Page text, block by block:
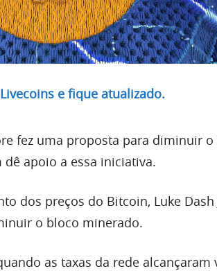
e fique atualizado.
fez uma proposta para diminuir
apoio a essa iniciativa.
dos preços do Bitcoin, Luke Dash
o bloco minerado.
as taxas da rede alcançaram